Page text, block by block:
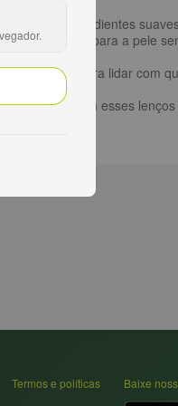
com ingredientes
é delicada para a pele
suficiente para lidar com
fornecer com esses
Termos e políticas
Baixe